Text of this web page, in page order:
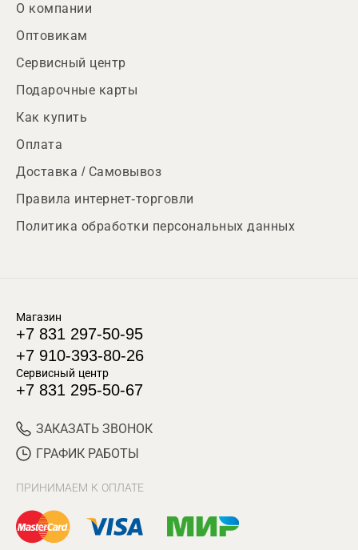
О компании
Оптовикам
Сервисный центр
Подарочные карты
Как купить
Оплата
Доставка / Самовывоз
Правила интернет-торговли
Политика обработки персональных данных
Магазин
+7 831 297-50-95
+7 910-393-80-26
Сервисный центр
+7 831 295-50-67
ЗАКАЗАТЬ ЗВОНОК
ГРАФИК РАБОТЫ
ПРИНИМАЕМ К ОПЛАТЕ